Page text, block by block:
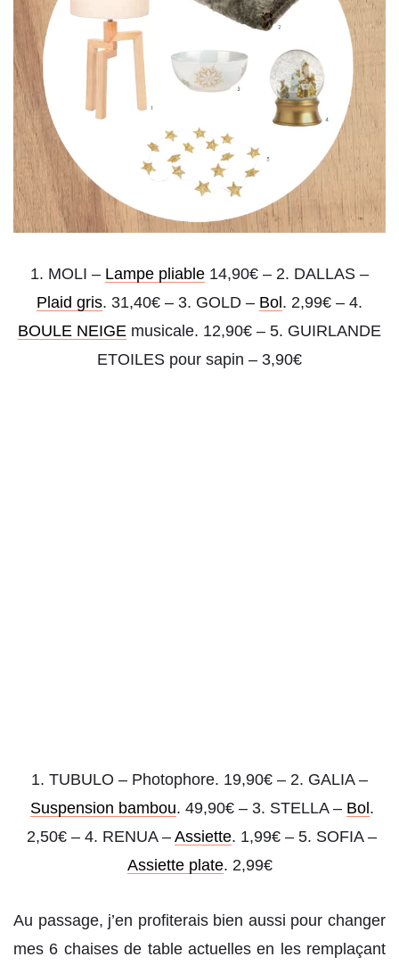
1. MOLI – Lampe pliable 14,90€ – 2. DALLAS –
Plaid gris. 31,40€ – 3. GOLD – Bol . 2,99€ – 4.
BOULE NEIGE musicale. 12,90€ – 5. GUIRLANDE
ETOILES pour sapin – 3,90€
1. TUBULO – Photophore. 19,90€ – 2. GALIA –
Suspension bambou. 49,90€ – 3. STELLA – Bol .
2,50€ – 4. RENUA – Assiette. 1,99€ – 5. SOFIA –
Assiette plate. 2,99€
Au passage, j’en profiterais bien aussi pour changer
mes 6 chaises de table actuelles en les remplaçant